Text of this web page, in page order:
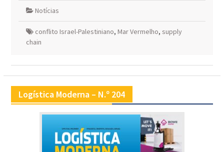
Notícias
conflito Israel-Palestiniano, Mar Vermelho, supply
chain
Logística Moderna – N.º 204